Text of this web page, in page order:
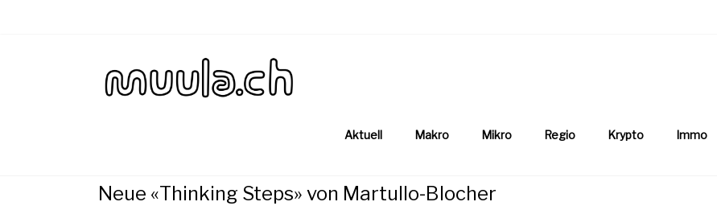
Aktuell Makro Mikro Regio Krypto Immo
Neue «Thinking Steps» von Martullo-Blocher